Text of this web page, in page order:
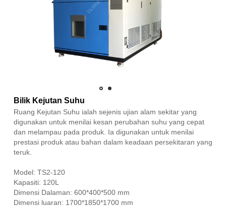
Bilik Kejutan Suhu
Ruang Kejutan Suhu ialah sejenis ujian alam sekitar yang
digunakan untuk menilai kesan perubahan suhu yang cepat
dan melampau pada produk. Ia digunakan untuk menilai
prestasi produk atau bahan dalam keadaan persekitaran yang
teruk.
Model: TS2-120
Kapasiti: 120L
Dimensi Dalaman: 600*400*500 mm
Dimensi luaran: 1700*1850*1700 mm